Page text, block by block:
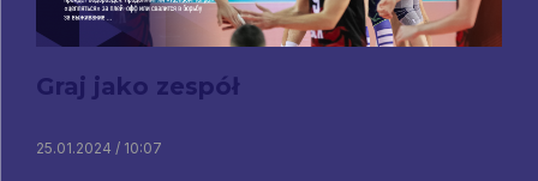
Graj jako zespół
25.01.2024 / 10:07